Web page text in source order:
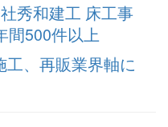
秀和建工 床工事
間500件以上
、再販業界軸に